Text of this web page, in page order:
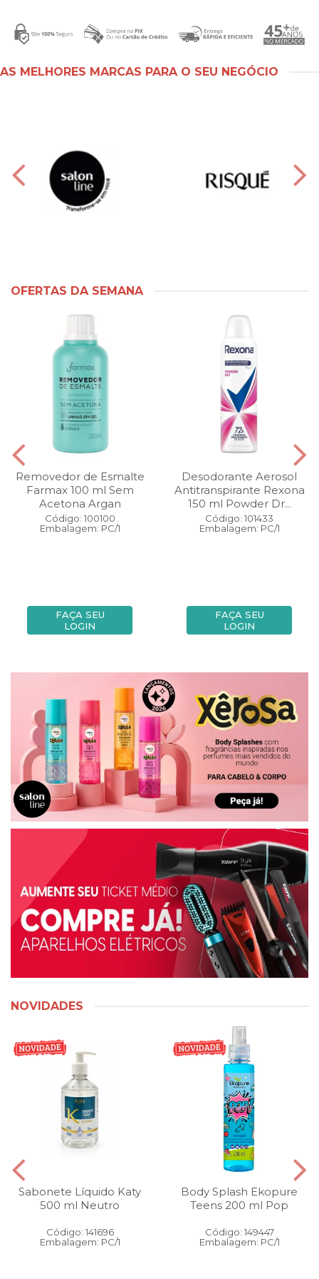
AS MELHORES MARCAS PARA O SEU NEGÓCIO
OFERTAS DA SEMANA
Removedor de Esmalte
Farmax 100 ml Sem
Acetona Argan
Código: 100100
Embalagem: PC/1
FAÇA SEU
LOGIN
Desodorante Aerosol
Antitranspirante Rexona
150 ml Powder Dr...
Código: 101433
Embalagem: PC/1
FAÇA SEU
LOGIN
NOVIDADES
Sabonete Líquido Katy
500 ml Neutro
Código: 141696
Embalagem: PC/1
Body Splash Ekopure
Teens 200 ml Pop
Código: 149447
Embalagem: PC/1